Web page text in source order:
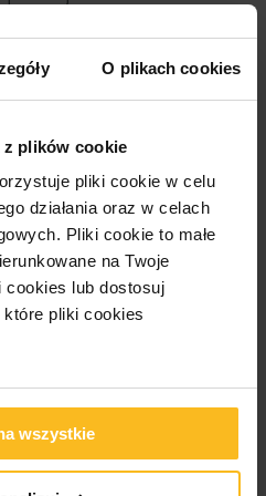
O plikach cookies
plików cookie
pliki cookie w celu
działania oraz w celach
Pliki cookie to małe
na Twoje
cookies lub dostosuj
pliki cookies
wszystkie
musi zadbać
i podwykonawców
planuje zwiększyć
osób). Nawet sektory
charakterze śmielej
intensywnej
branża
aplikacje do
windykacyjnych online.
pod wyzwania,
Dla przykładu,